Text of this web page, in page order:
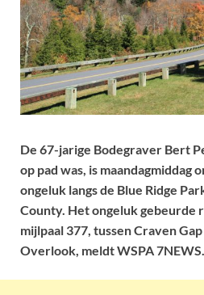
De 67-jarige Bodegraver Bert
op pad was, is maandagmiddag
ongeluk langs de Blue Ridge
County. Het ongeluk gebeurde
mijlpaal 377, tussen Craven
Overlook, meldt WSPA 7NEWS.